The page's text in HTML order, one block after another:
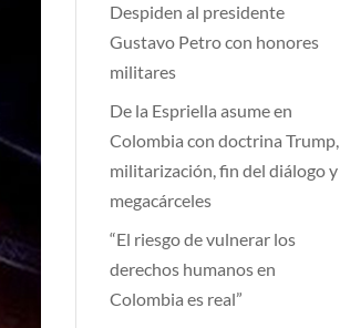
Despiden al presidente
Gustavo Petro con honores
militares
De la Espriella asume en
Colombia con doctrina Trump,
militarización, fin del diálogo y
megacárceles
“El riesgo de vulnerar los
derechos humanos en
Colombia es real”